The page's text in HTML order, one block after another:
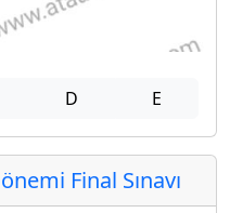
D E
Final Sınavı